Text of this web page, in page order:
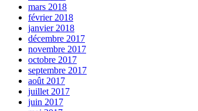
mars 2018
février 2018
janvier 2018
décembre 2017
novembre 2017
octobre 2017
septembre 2017
août 2017
juillet 2017
juin 2017